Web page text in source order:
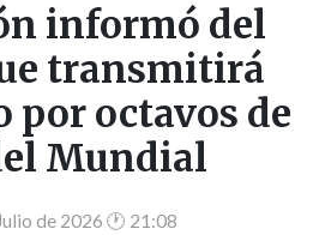
informó del
transmitirá
por octavos de
Mundial
de 2026 🕐 21:08